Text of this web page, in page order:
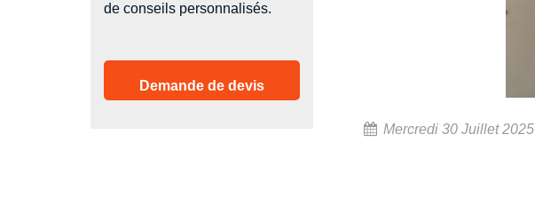
de conseils personnalisés.
Demande de devis
Mercredi 30 Juillet 2025